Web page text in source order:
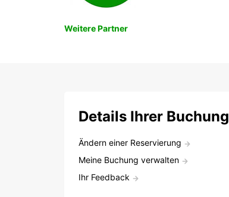
Weitere Partner
Details Ihrer Buchung
Ändern einer Reservierung
Meine Buchung verwalten
Ihr Feedback